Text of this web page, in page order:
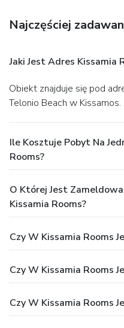
a shuttle from the airport
and a ferry terminal
Najczęściej
Jaki Jest Adres Kissamia
Obiekt znajduje się pod adresem Parodos Tompazi Street -
Telonio Beach w Kissamos.
Ile Kosztuje Pobyt Na
Rooms?
O Której Jest
Kissamia Rooms?
Czy W Kissamia Rooms
Czy W Kissamia Rooms
Czy W Kissamia Rooms